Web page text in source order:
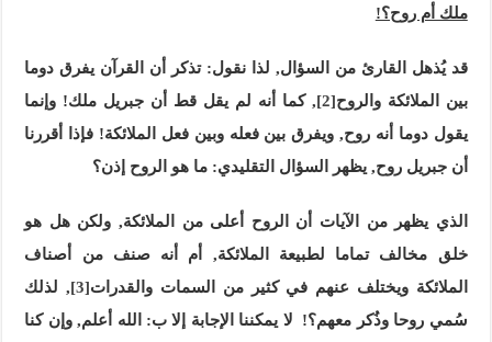
ملك أم روح؟!
قد يُذهل القارئ من السؤال, لذا نقول: تذكر أن القرآن يفرق دوما
بين الملائكة والروح[2]
, كما أنه لم يقل قط أن جبريل ملك! وإنما
يقول دوما أنه روح, ويفرق بين فعله وبين فعل الملائكة! فإذا أقررنا
أن جبريل روح, يظهر السؤال التقليدي: ما هو الروح إذن؟
الذي يظهر من الآيات أن الروح أعلى من الملائكة, ولكن هل هو
خلق مخالف تماما لطبيعة الملائكة, أم أنه صنف من أصناف
الملائكة ويختلف عنهم في كثير من السمات والقدرات[3]
, لذلك
سُمي روحا وذُكر معهم؟! لا يمكننا الإجابة إلا ب: الله أعلم, وإن كنا